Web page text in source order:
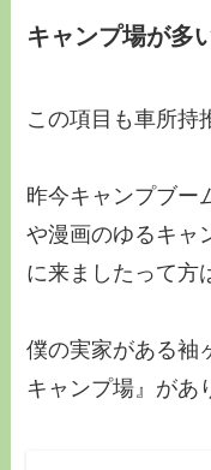
キャンプ場が多
この項目も車所持
昨今キャンプブー
や漫画のゆるキ
に来ましたって方
僕の実家がある袖
キャンプ場』があ